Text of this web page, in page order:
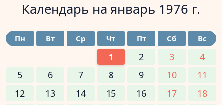
Календарь на январь 1976 г.
Пн Вт Ср Чт Пт Сб Вс
1 2 3
4
5
6 7 8 9 10
11
12
13 14 15 16 17 18